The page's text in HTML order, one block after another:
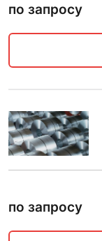
по запросу
по запросу